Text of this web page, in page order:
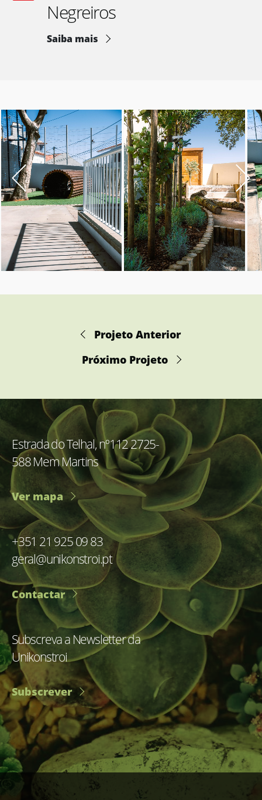
Negreiros
Saiba mais
Projeto Anterior
Próximo Projeto
Estrada do Telhal, nº112 2725-
588 Mem Martins
Ver mapa
+351 21 925 09 83
geral@unikonstroi.pt
Contactar
Subscreva a Newsletter da
Unikonstroi
Subscrever